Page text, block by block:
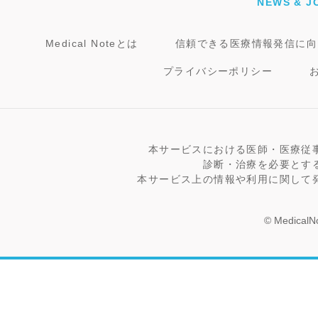
Medical Noteとは 信頼できる医療情報発信に
プライバシーポリシー
本サービスにおける医師・医療従
診断・治療を必要とす
本サービス上の情報や利用に関し
©